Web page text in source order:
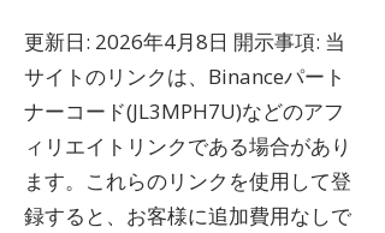
更新日: 2026年4月8日 開示事項: 当
サイトのリンクは、Binanceパート
ナーコード(JL3MPH7U)などのアフ
ィリエイトリンクである場合があり
ます。これらのリンクを使用して登
録すると、お客様に追加費用なしで